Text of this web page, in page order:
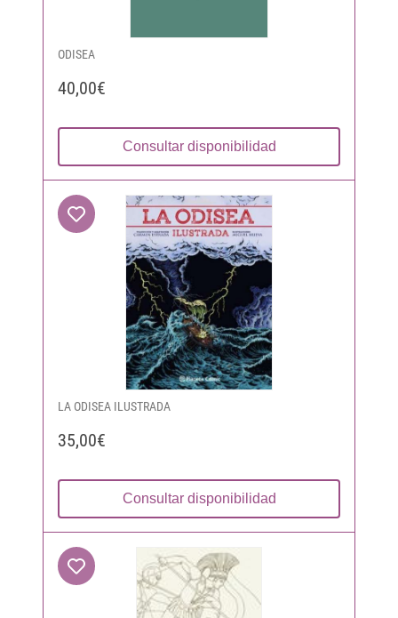
ODISEA
40,00€
Consultar disponibilidad
LA ODISEA ILUSTRADA
35,00€
Consultar disponibilidad